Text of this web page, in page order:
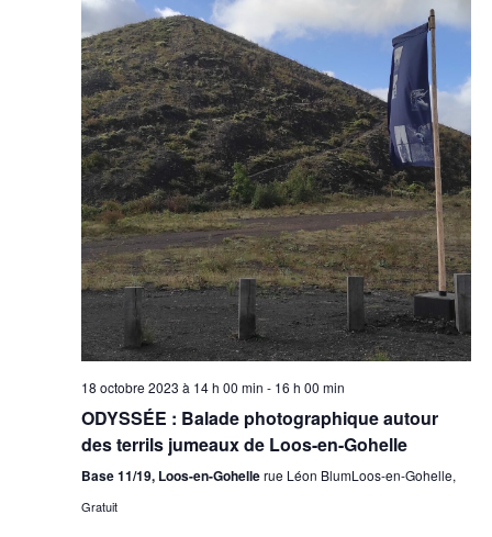
18 octobre 2023 à 14 h 00 min - 16 h 00 min
ODYSSÉE : Balade photographique autour
des terrils jumeaux de Loos-en-Gohelle
Base 11/19, Loos-en-Gohellerue Léon BlumLoos-en-Gohelle,
Gratuit